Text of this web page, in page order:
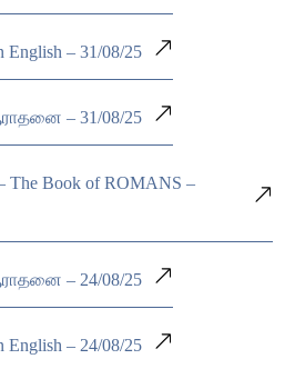
English – 31/08/25
– 31/08/25
Book of ROMANS –
– 24/08/25
English – 24/08/25